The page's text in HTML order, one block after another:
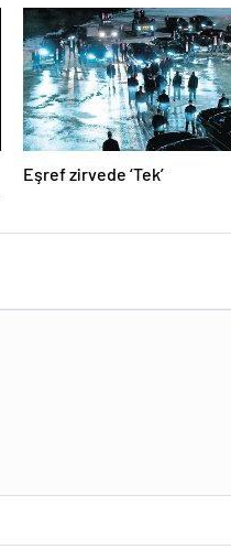
Eşref zirvede ‘Tek’